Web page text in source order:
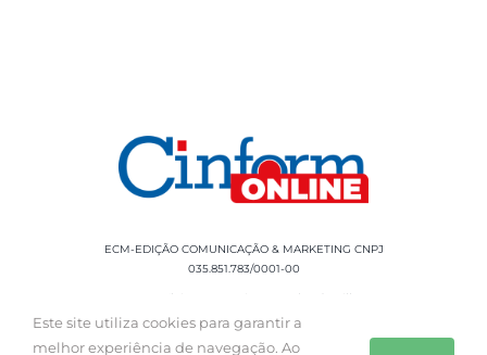
ECM-EDIÇÃO COMUNICAÇÃO & MARKETING CNPJ
035.851.783/0001-00
Rua Sílvio Cesar Leite, 90 Salgado Filho -
Aracaju, SE, CEP: 49020-060 Fone: +55 79
Este site utiliza cookies para garantir a
melhor experiência de navegação. Ao